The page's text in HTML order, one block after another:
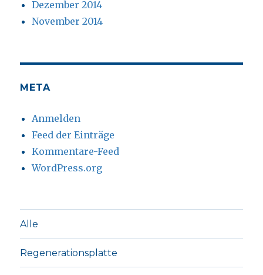
Dezember 2014
November 2014
META
Anmelden
Feed der Einträge
Kommentare-Feed
WordPress.org
Alle
Regenerationsplatte